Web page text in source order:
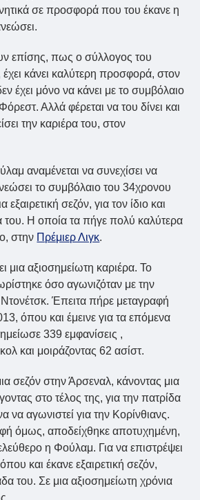
σε προσφορά που του έκανε η
επίσης, πως ο σύλλογος του
κάνει καλύτερη προσφορά, στον
έχει μόνο να κάνει με το συμβόλαιο
Αλλά φέρεται να του δίνει και
την καριέρα του, στον
αναμένεται να συνεχίσει να
το συμβόλαιο του 34χρονου
σεζόν, για τον ίδιο και
του. Η οποία τα πήγε πολύ καλύτερα
στην Πρέμιερ Λιγκ.
μια αξιοσημείωτη καριέρα. Το
όσο αγωνιζόταν με την
Έπειτα πήρε μεταγραφή
όπου και έμεινε για τα επόμενα
339 εμφανίσεις ,
και μοιράζοντας 62 ασίστ.
σεζόν στην Άρσεναλ, κάνοντας μια
στο τέλος της, για την πατρίδα
να αγωνιστεί για την Κορίνθιανς.
όμως, αποδείχθηκε αποτυχημένη,
η Φούλαμ. Για να επιστρέψει
και έκανε εξαιρετική σεζόν,
του. Σε μια αξιοσημείωτη χρόνια